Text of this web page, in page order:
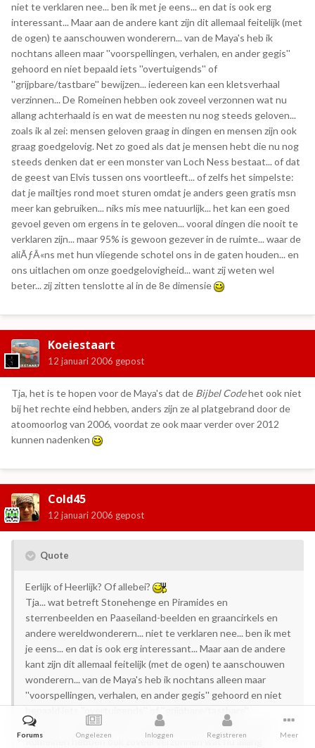
niet te verklaren nee... ben ik met je eens... en dat is ook erg
interessant... Maar aan de andere kant zijn dit allemaal feitelijk (met
de ogen) te aanschouwen wonderern... van de Maya's heb ik
nochtans alleen maar ''voorspellingen, verhalen, en ander gegis''
gehoord en niet bepaald iets ''overtuigends'' of
''grijpbare/tastbare'' bewijzen... iedereen kan een kletsverhaal
verzinnen... De Romeinen hebben ook zoveel verzonnen wat nu
allang achterhaald is en wat de meesten nu nog steeds geloven...
zoals ik al zei: mensen geloven graag in dingen en mensen zijn ook
graag goedgelovig. Net zo goed als dat je mensen hebt die nu nog
steeds denken dat er een monster van Loch Ness bestaat... of dat
de geest van Elvis tussen ons voortleeft... of zelfs het simpelste:
dat je mailtjes rond moet sturen omdat je anders geen gratis msn
meer kan gebruiken... niks mis mee natuurlijk... het kan een goed
gevoel geven om ergens in te geloven... vooral dingen die nooit te
verklaren zijn... maar 95% is gewoon gezever in de ruimte... waar de
aliÃƒÂ«ns met hun vliegende schotel ons in de gaten houden... en
ons uitlachen om onze goedgelovigheid... want zij weten wel
beter... zij zitten tenslotte al in de 8e dimensie
Koeiestaart
12 januari 2006 gepost
Tja, het is te hopen voor de Maya's dat de Bijbel Codehet ook niet
bij het rechte eind hebben, anders zijn ze al platgebrand door de
atoomoorlog van 2006, voordat ze ook maar verder over 2012
kunnen nadenken
Cold45
12 januari 2006 gepost
Quote
Eerlijk of Heerlijk? Of allebei?
Tja... wat betreft Stonehenge en Piramides en
sterrenbeelden en Paaseiland-beelden en graancirkels en
andere wereldwonderern... niet te verklaren nee... ben ik met
je eens... en dat is ook erg interessant... Maar aan de andere
kant zijn dit allemaal feitelijk (met de ogen) te aanschouwen
wonderern... van de Maya's heb ik nochtans alleen maar
''voorspellingen, verhalen, en ander gegis'' gehoord en niet
bewijzen... iedereen kan een kletsverhaal verzinnen... De
Romeinen hebben ook zoveel verzonnen wat nu allang
Forums Ongelezen Inloggen Registreren Meer